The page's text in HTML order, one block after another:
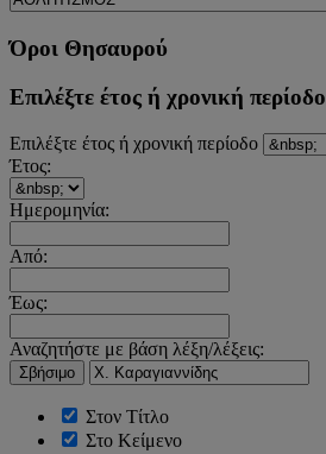
Όροι Θησαυρού
Επιλέξτε έτος ή χρονική περίοδο
Επιλέξτε έτος ή χρονική περίοδο
Έτος:
Ημερομηνία:
Από:
Έως:
Αναζητήστε με βάση λέξη/λέξεις:
Σβήσιμο
Στον Τίτλο
Στο Κείμενο